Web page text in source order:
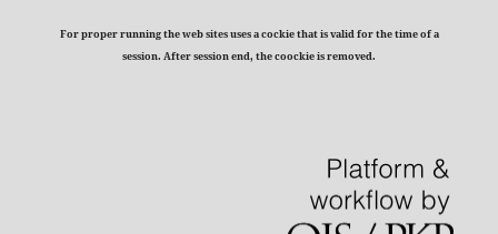
For proper running the web sites uses a cockie that is valid for the time of a
session. After session end, the coockie is removed.